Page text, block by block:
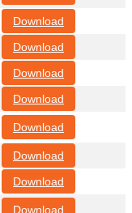
Download
Download
Download
Download
Download
Download
Download
Download